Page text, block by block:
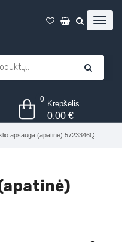
0 Krepšelis
0,00€
apsauga (apatinė) 5723346Q